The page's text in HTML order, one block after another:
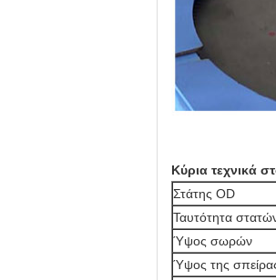
Κύρια τεχνικά
Στάτης OD
Ταυτότητα
Ύψος σωρών
Ύψος της